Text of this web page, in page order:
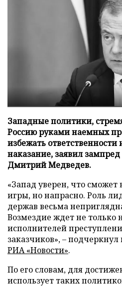
Западные политики,
Россию руками наемных
избежать ответственности
наказание, заявил зампред
Дмитрий Медведев.
«Запад уверен, что
игры, но напрасно. Роль
держав весьма
Возмездие ждет не только
исполнителей
заказчиков», – подчеркнул
РИА «Новости».
По его словам, для
использует таких